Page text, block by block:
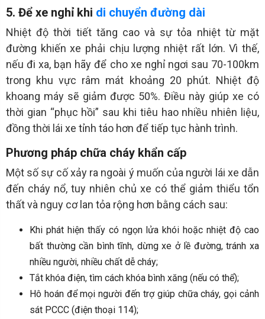
5. Để xe nghỉ khi di chuyển đường dài
Nhiệt độ thời tiết tăng cao và sự tỏa nhiệt từ mặt
đường khiến xe phải chịu lượng nhiệt rất lớn. Vì thế,
nếu đi xa, bạn hãy để cho xe nghỉ ngơi sau 70-100km
trong khu vực râm mát khoảng 20 phút. Nhiệt độ
khoang máy sẽ giảm được 50%. Điều này giúp xe có
thời gian “phục hồi” sau khi tiêu hao nhiều nhiên liệu,
đồng thời lái xe tỉnh táo hơn để tiếp tục hành trình.
Phương pháp chữa cháy khẩn cấp
Một số sự cố xảy ra ngoài ý muốn của người lái xe dẫn
đến cháy nổ, tuy nhiên chủ xe có thể giảm thiểu tổn
thất và nguy cơ lan tỏa rộng hơn bằng cách sau:
Khi phát hiện thấy có ngọn lửa khói hoặc nhiệt độ cao
bất thường cần bình tĩnh, dừng xe ở lề đường, tránh xa
nhiều người, nhiều chất dễ cháy;
Tắt khóa điện, tìm cách khóa bình xăng (nếu có thể);
Hô hoán để mọi người đến trợ giúp chữa cháy, gọi cảnh
sát PCCC (điện thoại 114);